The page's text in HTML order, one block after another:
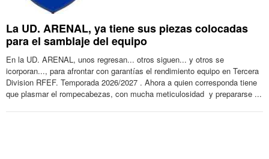
La UD. ARENAL, ya tiene sus piezas colocadas
para el samblaje del equipo
En la UD. ARENAL, unos regresan... otros siguen... y otros se
icorporan..., para afrontar con garantías el rendimiento equipo en Tercera
Division RFEF. Temporada 2026/2027 . Ahora a quien corresponda tiene
que plasmar el rompecabezas, con mucha meticulosidad y prepararse ...